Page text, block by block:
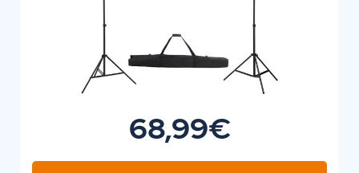
68,99€